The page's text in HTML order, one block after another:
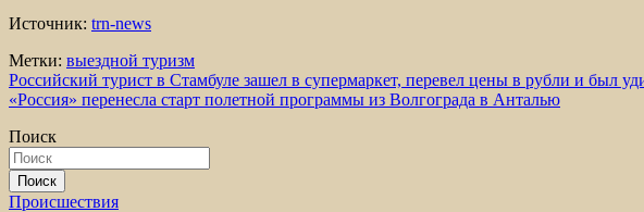
Источник: trn-news
Метки: выездной туризм
Навигация
по
записям
Российский турист в Стамбуле зашел в супермаркет, перевел цены в рубли и был
«Россия» перенесла старт полетной программы из Волгограда в Анталью
Поиск
Поиск
Происшествия